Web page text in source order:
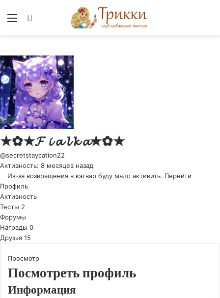
Меню
★✿★𝓕 𝓲 𝓪 𝓵 𝓴 𝓪★✿★
@secretstaycation22
Активность: 8 месяцев назад
Из-за возвращения в кэтвар буду мало активить. Перейти
Профиль
Активность
Тесты 2
Форумы
Награды 0
Друзья 15
Просмотр
Посмотреть профиль
Информация